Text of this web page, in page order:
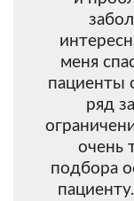
меня
пациенты
ряд
очень
подбора